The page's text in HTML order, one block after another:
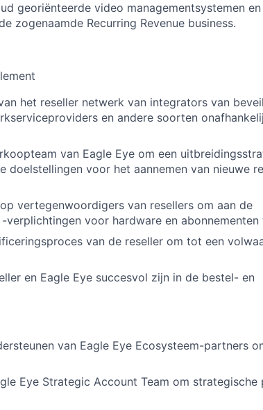
georiënteerde video managementsystemen
zogenaamde Recurring Revenue business.
het reseller netwerk van integrators van
en andere soorten
van Eagle Eye om een
doelstellingen voor het aannemen van nieuwe
vertegenwoordigers van resellers om aan de
verplichtingen voor hardware en abonnementen
van de reseller om tot een
en Eagle Eye succesvol zijn in de bestel- en
van Eagle Eye Ecosysteem-partners
Eye Strategic Account Team om strategische